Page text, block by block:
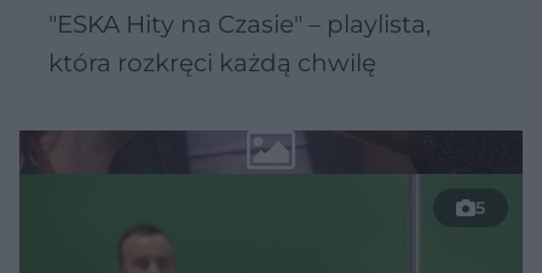
"ESKA Hity na Czasie" – playlista,
która rozkręci każdą chwilę
5